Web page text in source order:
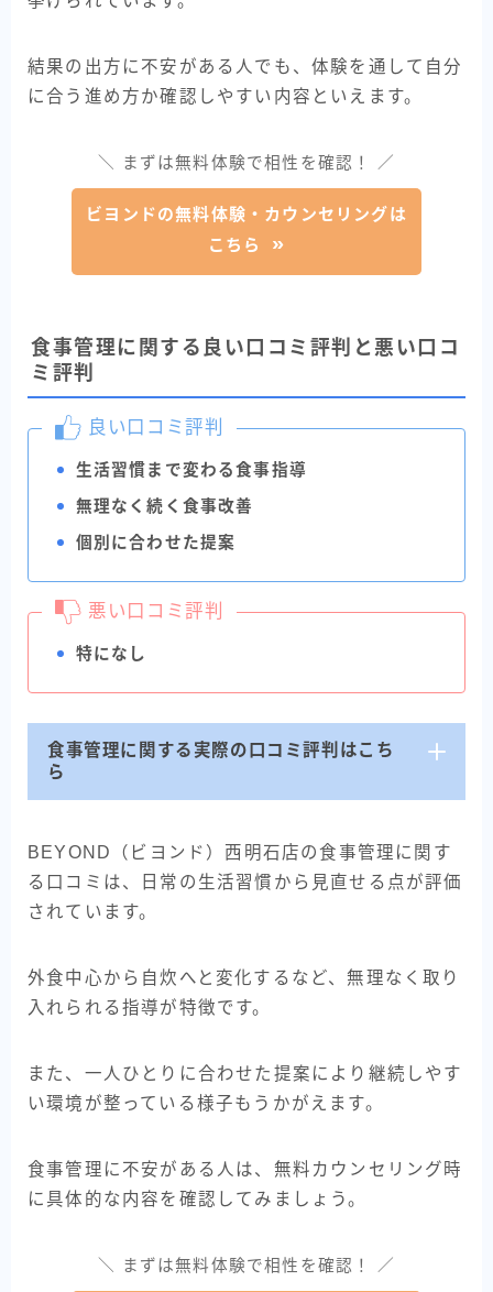
結果の出方に不安がある人でも、体験を通して自分
に合う進め方か確認しやすい内容といえます。
＼ まずは無料体験で相性を確認！ ／
ビヨンドの無料体験・カウンセリングは
こちら
食事管理に関する良い口コミ評判と悪い口コ
ミ評判
良い口コミ評判
生活習慣まで変わる食事指導
無理なく続く食事改善
個別に合わせた提案
悪い口コミ評判
特になし
食事管理に関する実際の口コミ評判はこち
ら
BEYOND（ビヨンド）西明石店の食事管理に関す
る口コミは、日常の生活習慣から見直せる点が評価
されています。
外食中心から自炊へと変化するなど、無理なく取り
入れられる指導が特徴です。
また、一人ひとりに合わせた提案により継続しやす
い環境が整っている様子もうかがえます。
食事管理に不安がある人は、無料カウンセリング時
に具体的な内容を確認してみましょう。
＼ まずは無料体験で相性を確認！ ／